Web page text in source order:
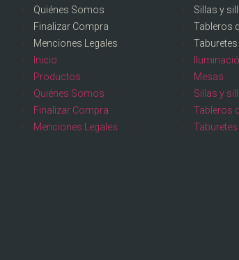
Quiénes Somos
Finalizar Compra
Menciones Legales
Inicio
Productos
Quiénes Somos
Finalizar Compra
Menciones Legales
Sillas y
Tableros
Taburetes
Mesas
Sillas y
Tableros
Taburetes